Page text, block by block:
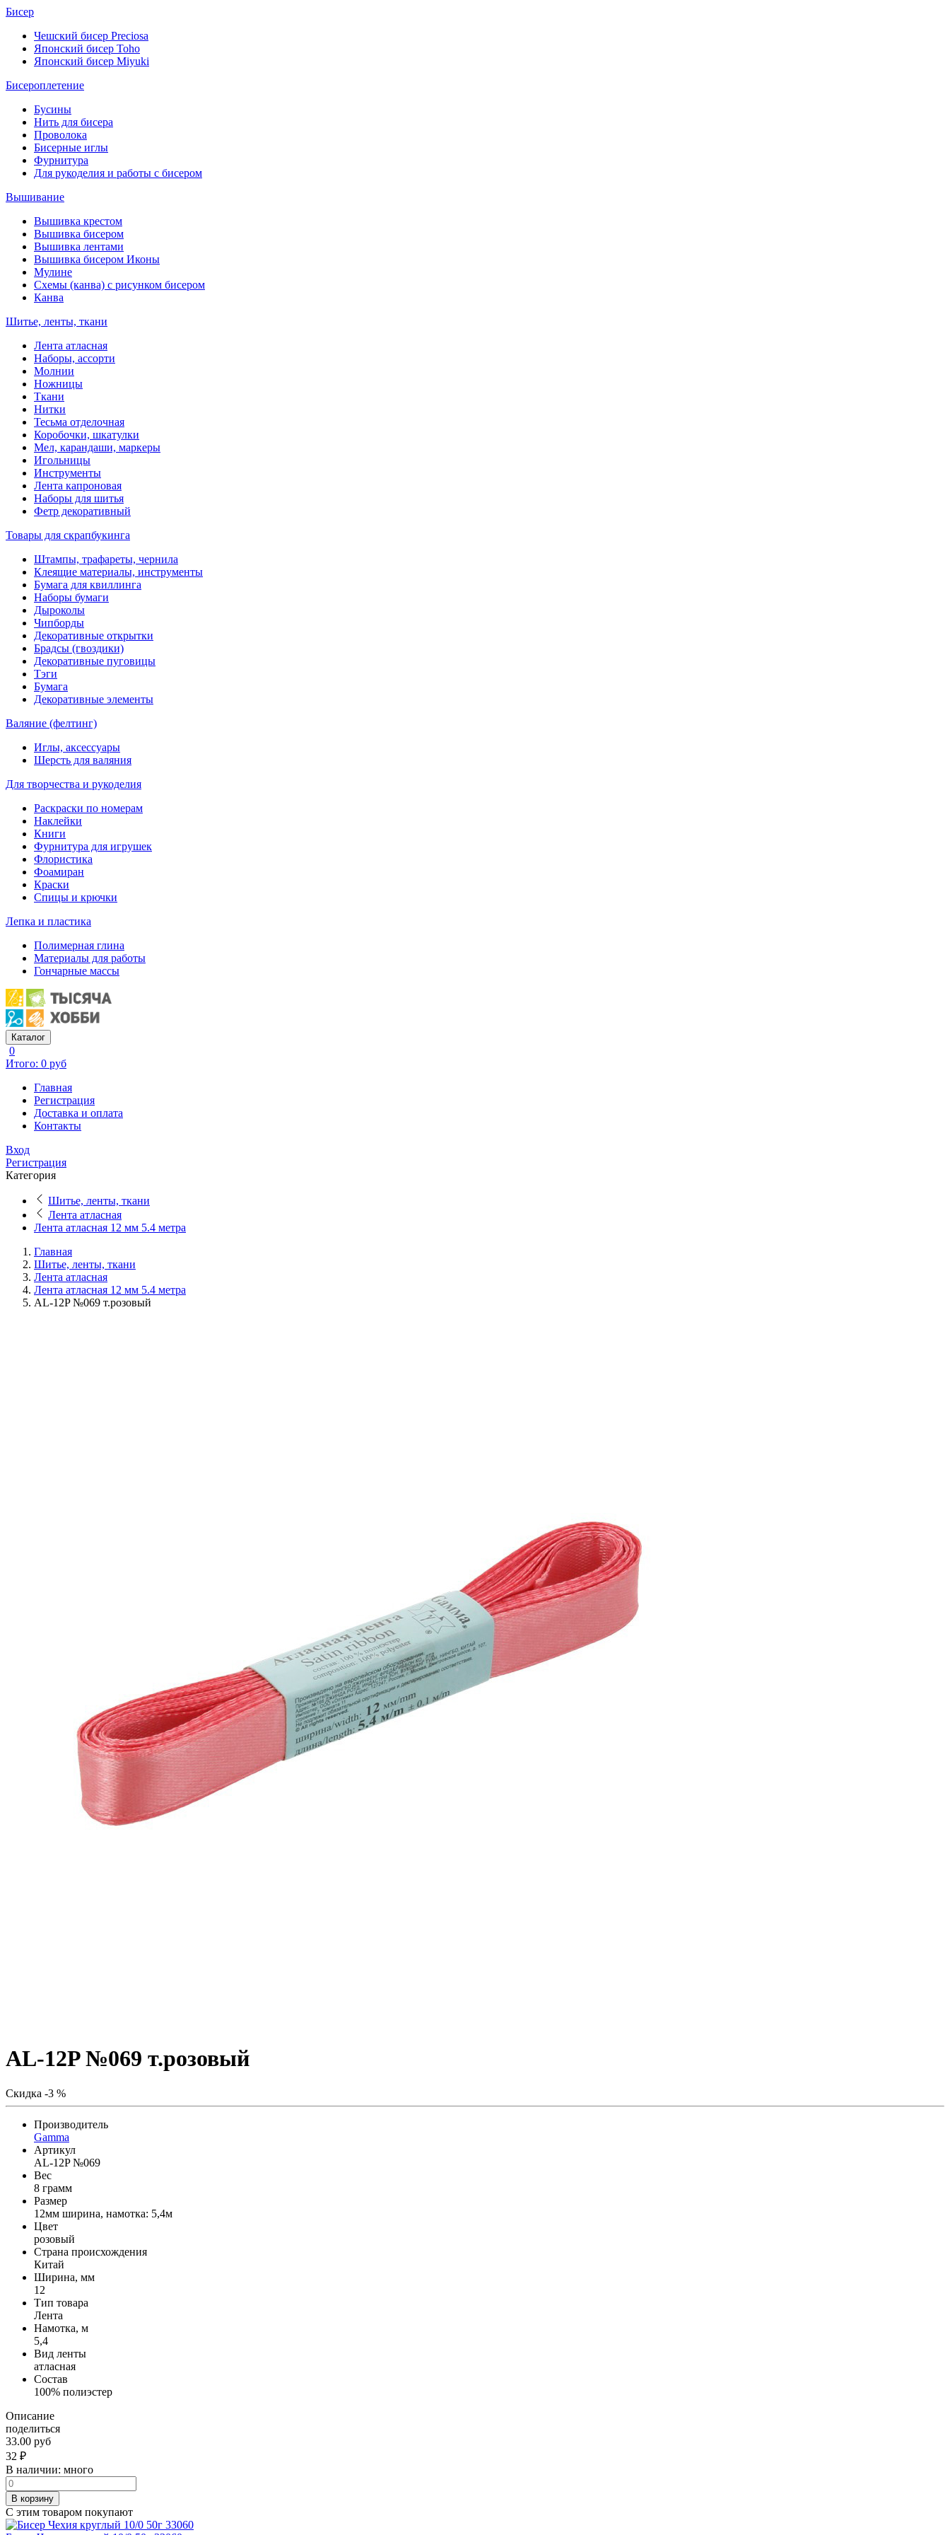
Бисер
Чешский бисер Preciosa
Японский бисер Toho
Японский бисер Miyuki
Бисероплетение
Бусины
Нить для бисера
Проволока
Бисерные иглы
Фурнитура
Для рукоделия и работы с бисером
Вышивание
Вышивка крестом
Вышивка бисером
Вышивка лентами
Вышивка бисером Иконы
Мулине
Схемы (канва) с рисунком бисером
Канва
Шитье, ленты, ткани
Лента атласная
Наборы, ассорти
Молнии
Ножницы
Ткани
Нитки
Тесьма отделочная
Коробочки, шкатулки
Мел, карандаши, маркеры
Игольницы
Инструменты
Лента капроновая
Наборы для шитья
Фетр декоративный
Товары для скрапбукинга
Штампы, трафареты, чернила
Клеящие материалы, инструменты
Бумага для квиллинга
Наборы бумаги
Дыроколы
Чипборды
Декоративные открытки
Брадсы (гвоздики)
Декоративные пуговицы
Тэги
Бумага
Декоративные элементы
Валяние (фелтинг)
Иглы, аксессуары
Шерсть для валяния
Для творчества и рукоделия
Раскраски по номерам
Наклейки
Книги
Фурнитура для игрушек
Флористика
Фоамиран
Краски
Спицы и крючки
Лепка и пластика
Полимерная глина
Материалы для работы
Гончарные массы
Каталог
0
Итого: 0 руб
Главная
Регистрация
Доставка и оплата
Контакты
Вход
Регистрация
Категория
Шитье, ленты, ткани
Лента атласная
Лента атласная 12 мм 5.4 метра
Главная
Шитье, ленты, ткани
Лента атласная
Лента атласная 12 мм 5.4 метра
AL-12P №069 т.розовый
AL-12P №069 т.розовый
Скидка -3 %
Производитель
Gamma
Артикул
AL-12P №069
Вес
8 грамм
Размер
12мм ширина, намотка: 5,4м
Цвет
розовый
Страна происхождения
Китай
Ширина, мм
12
Тип товара
Лента
Намотка, м
5,4
Вид ленты
атласная
Состав
100% полиэстер
Описание
поделиться
33.00 руб
32 ₽
В наличии: много
В корзину
С этим товаром покупают